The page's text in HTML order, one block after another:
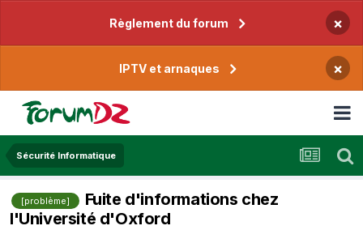
Règlement du forum ×
IPTV et arnaques ×
Sécurité Informatique
[problème]
Fuite d'informations chez
l'Université d'Oxford